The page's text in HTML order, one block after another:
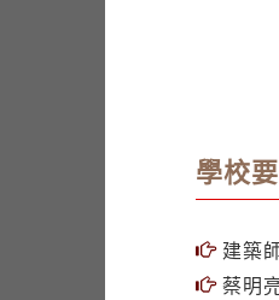
學校
建築
蔡明